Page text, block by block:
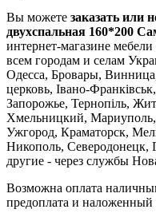
Вы можете заказать или
двухспальная 160*200
интернет-магазине
всем городам и селам
Одесса, Бровары,
церковь, Івано-
Запорожье, Тернопіль,
Хмельницкий,
Ужгород, Краматорск,
Никополь, Северодонецк,
другие - через службы
Возможна оплата
предоплата и наложенный